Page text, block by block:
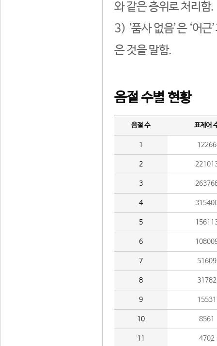
와 같은 층위로 처리함.
3) ‘품사 없음’은 ‘어
은 것을 말함.
음절 수별 현황
음절 수 표제어
1 12266
2
3
4
5
6
7 51609
8 31782
9 15531
10 8561
11 4702